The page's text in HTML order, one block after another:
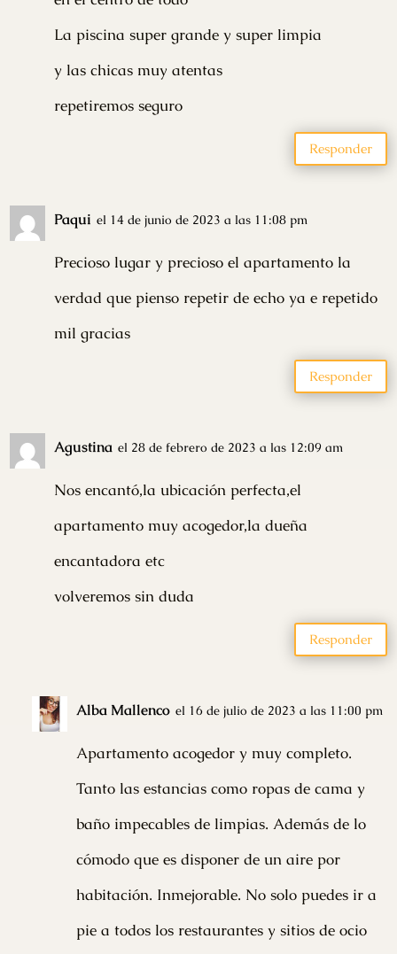
La piscina super grande y super limpia
y las chicas muy atentas
repetiremos seguro
Responder
Paqui el 14 de junio de 2023 a las 11:08 pm
Precioso lugar y precioso el apartamento la
verdad que pienso repetir de echo ya e repetido
mil gracias
Responder
Agustina el 28 de febrero de 2023 a las 12:09 am
Nos encantó,la ubicación perfecta,el
apartamento muy acogedor,la dueña
encantadora etc
volveremos sin duda
Responder
Alba Mallenco el 16 de julio de 2023 a las 11:00 pm
Apartamento acogedor y muy completo.
Tanto las estancias como ropas de cama y
baño impecables de limpias. Además de lo
cómodo que es disponer de un aire por
habitación. Inmejorable. No solo puedes ir a
pie a todos los restaurantes y sitios de ocio